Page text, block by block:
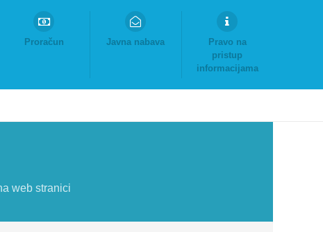
Proračun Javna nabava
Pravo na
pristup
informacijama
web stranici